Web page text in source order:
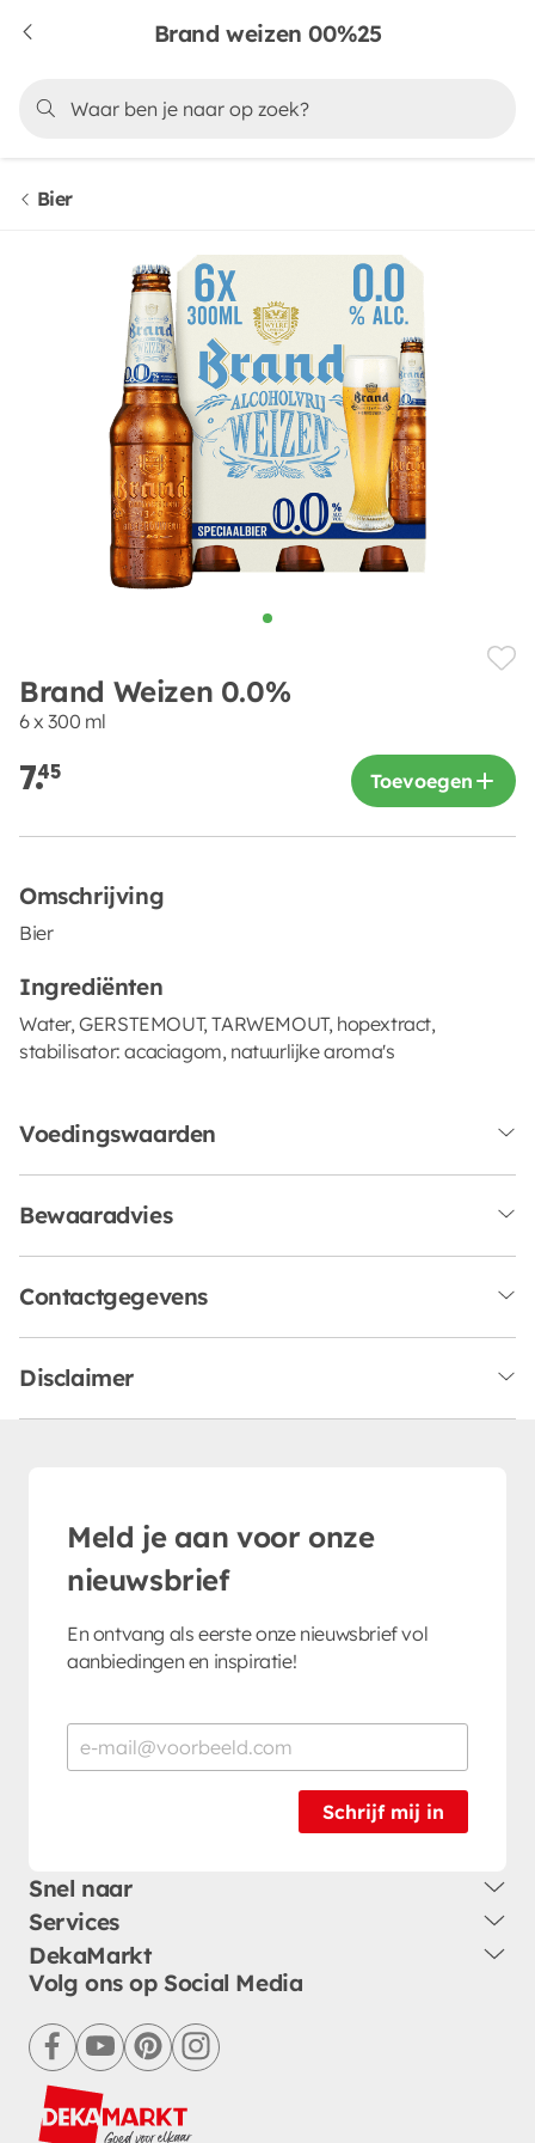
Brand weizen 00%25
Bier
Brand Weizen 0.0%
6 x 300 ml
7.45 Toevoegen
Omschrijving
Bier
Ingrediënten
Water, GERSTEMOUT, TARWEMOUT, hopextract,
stabilisator: acaciagom, natuurlijke aroma's
Voedingswaarden
Bewaaradvies
Contactgegevens
Disclaimer
Meld je aan voor onze
nieuwsbrief
En ontvang als eerste onze nieuwsbrief vol
aanbiedingen en inspiratie!
Schrijf mij in
Snel naar
Services
DekaMarkt
Volg ons op Social Media
facebookyoutubepinterestinstagram